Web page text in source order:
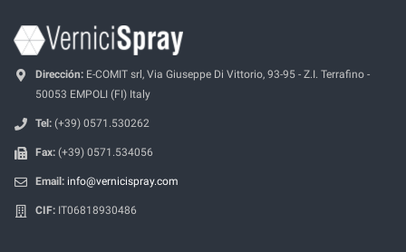
Dirección: E-COMIT srl, Via Giuseppe Di Vittorio, 93-95 - Z.I. Terrafino -
50053 EMPOLI (FI) Italy
Tel: (+39) 0571.530262
Fax: (+39) 0571.534056
Email: info@vernicispray.com
CIF: IT06818930486